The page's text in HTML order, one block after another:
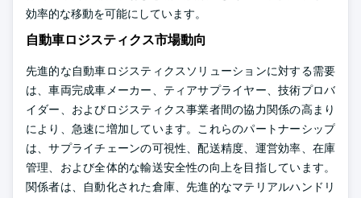
効率的な移動を可能にしています。
自動車ロジスティクス市場動向
先進的な自動車ロジスティクスソリューションに対する需要
は、車両完成車メーカー、ティアサプライヤー、技術プロバ
イダー、およびロジスティクス事業者間の協力関係の高まり
により、急速に増加しています。これらのパートナーシップ
は、サプライチェーンの可視性、配送精度、運営効率、在庫
管理、および全体的な輸送安全性の向上を目指しています。
関係者は、自動化された倉庫、先進的なマテリアルハンドリ